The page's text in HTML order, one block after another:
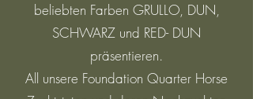
beliebten Farben GRULLO, DUN,
SCHWARZ und RED- DUN
präsentieren.
All unsere Foundation Quarter Horse